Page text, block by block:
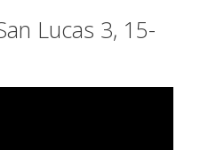
Lucas 3, 15-